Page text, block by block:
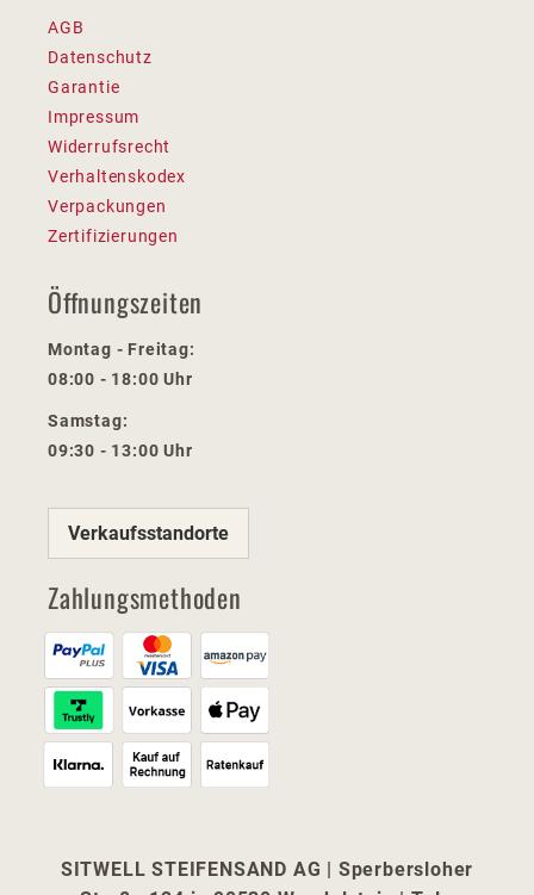
AGB
Datenschutz
Garantie
Impressum
Widerrufsrecht
Verhaltenskodex
Verpackungen
Zertifizierungen
Öffnungszeiten
Montag - Freitag:
08:00 - 18:00 Uhr
Samstag:
09:30 - 13:00 Uhr
Verkaufsstandorte
Zahlungsmethoden
SITWELL STEIFENSAND AG | Sperbersloher